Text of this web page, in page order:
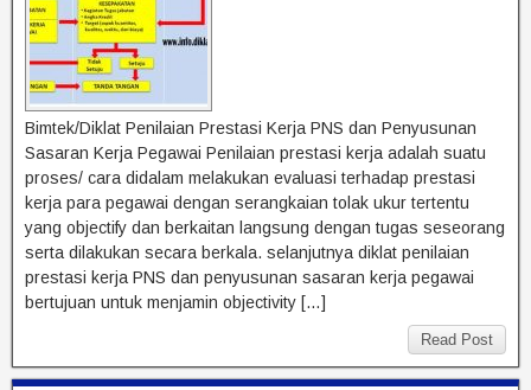
Bimtek/Diklat Penilaian Prestasi Kerja PNS dan Penyusunan
Sasaran Kerja Pegawai Penilaian prestasi kerja adalah suatu
proses/ cara didalam melakukan evaluasi terhadap prestasi
kerja para pegawai dengan serangkaian tolak ukur tertentu
yang objectify dan berkaitan langsung dengan tugas seseorang
serta dilakukan secara berkala. selanjutnya diklat penilaian
prestasi kerja PNS dan penyusunan sasaran kerja pegawai
bertujuan untuk menjamin objectivity […]
Read Post